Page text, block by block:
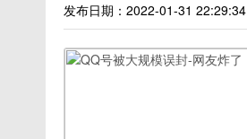
发布日期：2022-01-31 22:29:34